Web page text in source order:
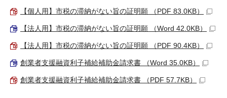
【個人用】市税の滞納がない旨の証明願 （PDF 83.0KB）
【法人用】市税の滞納がない旨の証明願 （Word 42.0KB）
【法人用】市税の滞納がない旨の証明願 （PDF 90.4KB）
創業者支援融資利子補給補助金請求書 （Word 35.0KB）
創業者支援融資利子補給補助金請求書 （PDF 57.7KB）